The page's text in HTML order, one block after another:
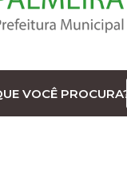
VOCÊ PROCURA?